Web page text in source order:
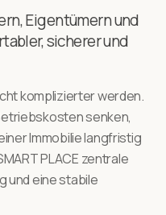
Eigentümern und
sicherer und
komplizierter werden.
senken,
Immobilie langfristig
PLACE zentrale
und eine stabile